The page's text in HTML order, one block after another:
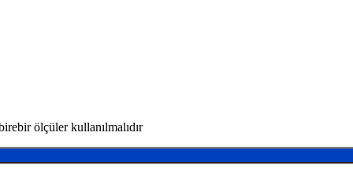
ölçüler kullanılmalıdır